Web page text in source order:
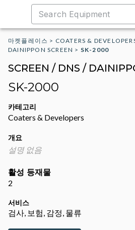
마켓플레이스 > COATERS &
DAINIPPON SCREEN > SK-2000
SCREEN / DNS /
SK-2000
카테고리
Coaters & Developers
개요
설명 없음
활성 등재물
2
서비스
검사, 보험, 감정, 물류